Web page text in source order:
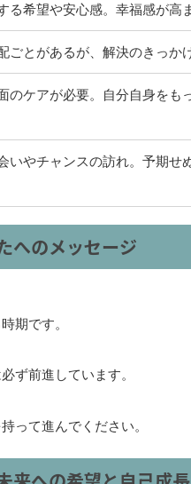
る希望や安心感。幸福感が高
ごとがあるが、解決のきっか
のケアが必要。自分自身をも
いやチャンスの訪れ。予期せ
へのメッセージ
期です。
ず前進しています。
って進んでください。